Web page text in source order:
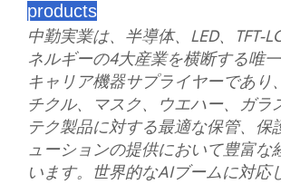
products
中勤実業は、半導体、LED、TFT-
ネルギーの4大産業を横断する唯
キャリア機器サプライヤーであり
チクル、マスク、ウエハー、ガラ
テク製品に対する最適な保管、保
ューションの提供において豊富な
います。世界的なAIブームに対応